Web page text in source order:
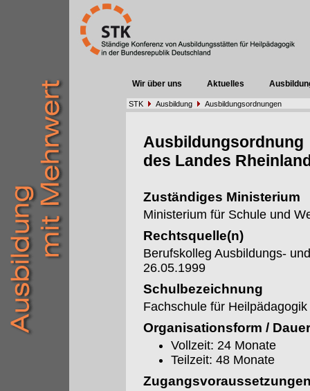
Wir über uns Aktuelles
STK Ausbildung Ausbildungsordnungen
Ausbildungsordnung
des Landes
Zuständiges Ministerium
Ministerium für Schule und
Rechtsquelle(n)
Berufskolleg Ausbildungs-
26.05.1999
Schulbezeichnung
Fachschule für Heilpädagogik
Organisationsform / Dauer
Vollzeit: 24 Monate
Teilzeit: 48 Monate